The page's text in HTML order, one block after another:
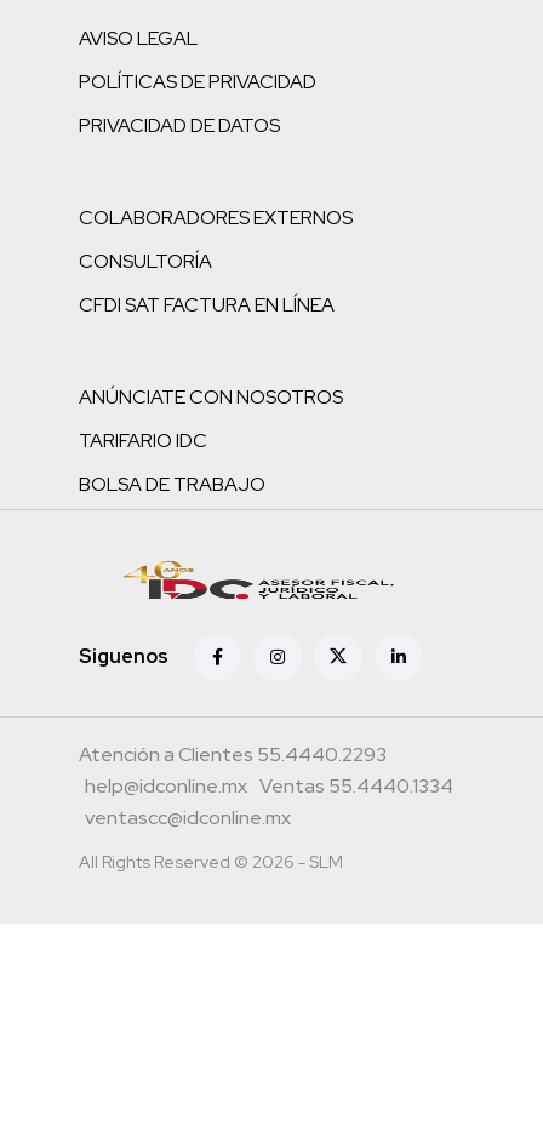
AVISO LEGAL
POLÍTICAS DE PRIVACIDAD
PRIVACIDAD DE DATOS
COLABORADORES EXTERNOS
CONSULTORÍA
CFDI SAT FACTURA EN LÍNEA
ANÚNCIATE CON NOSOTROS
TARIFARIO IDC
BOLSA DE TRABAJO
Siguenos
Atención a Clientes 55.4440.2293
help@idconline.mx Ventas 55.4440.1334
ventascc@idconline.mx
All Rights Reserved © 2026 - SLM